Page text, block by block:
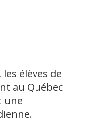
élèves de
au Québec
une